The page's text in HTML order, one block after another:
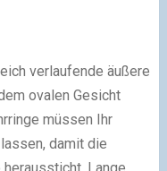
verlaufende äußere
ovalen Gesicht
müssen Ihr
damit die